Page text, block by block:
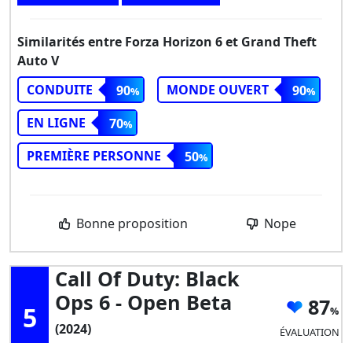
Similarités entre Forza Horizon 6 et Grand Theft
Auto V
CONDUITE
90 MONDE OUVERT
90
EN LIGNE
70
PREMIÈRE PERSONNE
50
Bonne proposition Nope
5
Call Of Duty: Black
Ops 6 - Open Beta
(2024)
87
ÉVALUATION